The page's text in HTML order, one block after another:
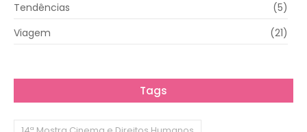
Tendências
(5)
Viagem
(21)
Tags